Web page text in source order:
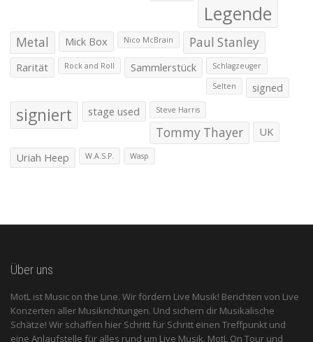
Legende
Metal Mick Box Nico McBrain Paul Stanley
Rarität Rock and Roll Sammlerstück Schlagzeuger
Selten signed
signiert stage used Steve Harris
Tommy Thayer
UK
Uriah Heep
W.A.S.P. Wasp
Über uns
MotL ist Music on the Line. Wir fördern Live Musik! Berichten von Live
Konzerten aller Musikrichtungen. Und sichern dir Musikalische
Schätze! Wir schaffen hier Schritt für Schritt einen Treffpunkt und
eine Anlaufstelle für alles rund um Live Musik. MotL On Tour und